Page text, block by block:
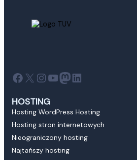
Facebook
X Instagram
YouTube
Mastodon
LinkedIn
HOSTING
Hosting WordPress Hosting
Hosting stron internetowych
Nieograniczony hosting
Najtańszy hosting